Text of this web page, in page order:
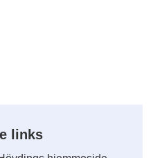
links